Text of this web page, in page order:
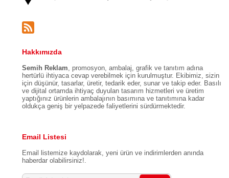
Hakkımızda
Semih Reklam, promosyon, ambalaj, grafik ve tanıtım adına
hertürlü ihtiyaca cevap verebilmek için kurulmuştur. Ekibimiz, sizin
için düşünür, tasarlar, üretir, tedarik eder, sunar ve takip eder. Basılı
ve dijital ortamda ihtiyaç duyulan tasarım hizmetleri ve üretim
yaptığınız ürünlerin ambalajının basımına ve tanıtımına kadar
oldukça geniş bir yelpazede faliyetlerini sürdürmektedir.
Email Listesi
Email listemize kaydolarak, yeni ürün ve indirimlerden anında
haberdar olabilirsiniz!.